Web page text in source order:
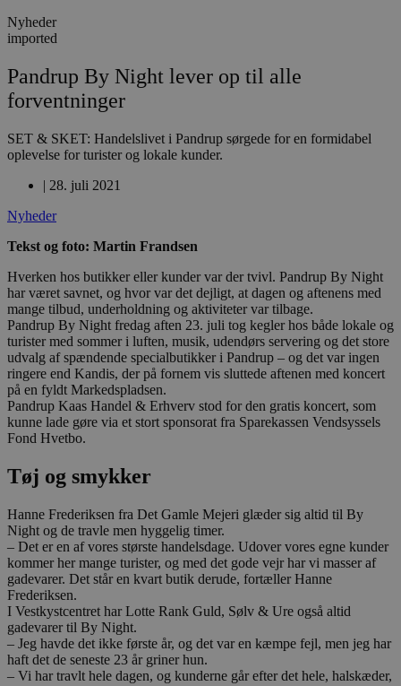
Nyheder
imported
Pandrup By Night lever op til alle
forventninger
SET & SKET: Handelslivet i Pandrup sørgede for en formidabel
oplevelse for turister og lokale kunder.
| 28. juli 2021
Nyheder
Tekst og foto: Martin Frandsen
Hverken hos butikker eller kunder var der tvivl. Pandrup By Night
har været savnet, og hvor var det dejligt, at dagen og aftenens med
mange tilbud, underholdning og aktiviteter var tilbage.
Pandrup By Night fredag aften 23. juli tog kegler hos både lokale og
turister med sommer i luften, musik, udendørs servering og det store
udvalg af spændende specialbutikker i Pandrup – og det var ingen
ringere end Kandis, der på fornem vis sluttede aftenen med koncert
på en fyldt Markedspladsen.
Pandrup Kaas Handel & Erhverv stod for den gratis koncert, som
kunne lade gøre via et stort sponsorat fra Sparekassen Vendsyssels
Fond Hvetbo.
Tøj og smykker
Hanne Frederiksen fra Det Gamle Mejeri glæder sig altid til By
Night og de travle men hyggelig timer.
– Det er en af vores største handelsdage. Udover vores egne kunder
kommer her mange turister, og med det gode vejr har vi masser af
gadevarer. Det står en kvart butik derude, fortæller Hanne
Frederiksen.
I Vestkystcentret har Lotte Rank Guld, Sølv & Ure også altid
gadevarer til By Night.
– Jeg havde det ikke første år, og det var en kæmpe fejl, men jeg har
haft det de seneste 23 år griner hun.
– Vi har travlt hele dagen, og kunderne går efter det hele, halskæder,